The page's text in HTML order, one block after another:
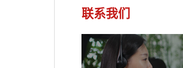
联系我们